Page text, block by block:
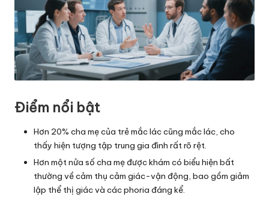
Điểm nổi bật
Hơn 20% cha mẹ của trẻ mắc lác cũng mắc lác, cho
thấy hiện tượng tập trung gia đình rất rõ rệt.
Hơn một nửa số cha mẹ được khám có biểu hiện bất
thường về cảm thụ cảm giác-vận động, bao gồm giảm
lập thể thị giác và các phoria đáng kể.